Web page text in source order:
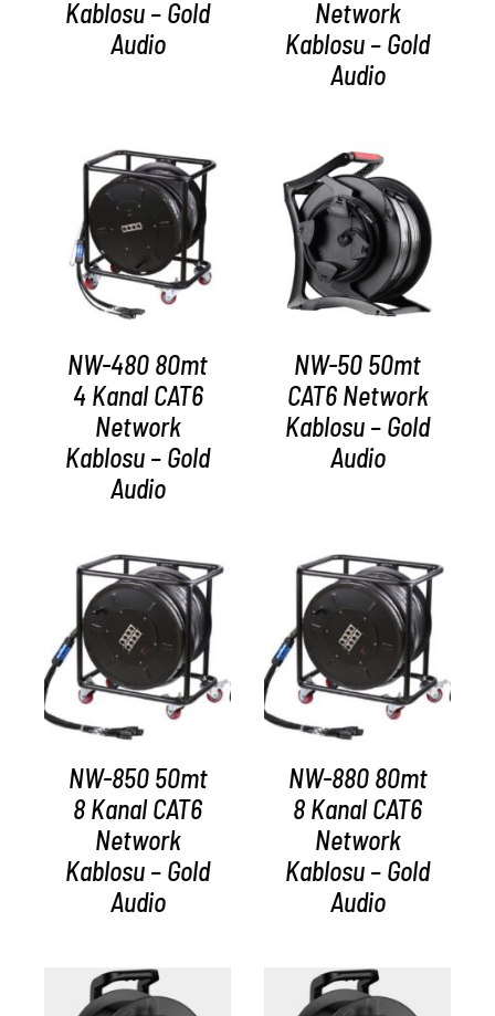
Kablosu – Gold
Audio
Network
Kablosu – Gold
Audio
AYRINTILAR
NW-480 80mt
4 Kanal CAT6
Network
Kablosu – Gold
Audio
AYRINTILAR
NW-50 50mt
CAT6 Network
Kablosu – Gold
Audio
AYRINTILAR
NW-850 50mt
8 Kanal CAT6
Network
Kablosu – Gold
Audio
AYRINTILAR
NW-880 80mt
8 Kanal CAT6
Network
Kablosu – Gold
Audio